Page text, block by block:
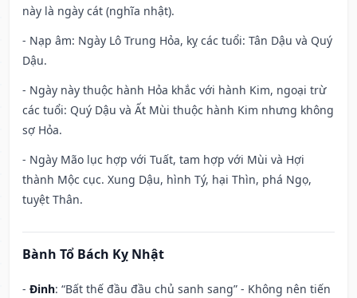
này là ngày cát (nghĩa nhật).
- Nạp âm: Ngày Lô Trung Hỏa, kỵ các tuổi: Tân Dậu và Quý
Dậu.
- Ngày này thuộc hành Hỏa khắc với hành Kim, ngoại trừ
các tuổi: Quý Dậu và Ất Mùi thuộc hành Kim nhưng không
sợ Hỏa.
- Ngày Mão lục hợp với Tuất, tam hợp với Mùi và Hợi
thành Mộc cục. Xung Dậu, hình Tý, hại Thìn, phá Ngọ,
tuyệt Thân.
Bành Tổ Bách Kỵ Nhật
- Đinh: “Bất thế đầu đầu chủ sanh sang” - Không nên tiến